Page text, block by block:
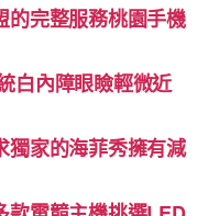
的完整服務桃園手機
白內障眼瞼輕微近
獨家的海菲秀擁有減